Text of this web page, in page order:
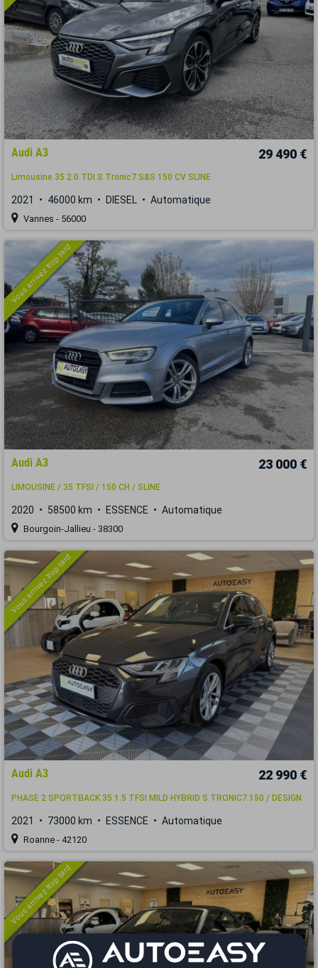
Audi A3 29 490 €
Limousine 35 2.0 TDI S Tronic7 S&S 150 CV SLINE
2021 46000 km DIESEL Automatique
Vannes - 56000
Vous arrivez trop tard
Audi A3 23 000 €
LIMOUSINE / 35 TFSI / 150 CH / SLINE
2020 58500 km ESSENCE Automatique
Bourgoin-Jallieu - 38300
Vous arrivez trop tard
Audi A3 22 990 €
PHASE 2 SPORTBACK 35 1.5 TFSI MILD HYBRID S TRONIC7 150 / DESIGN
2021 73000 km ESSENCE Automatique
Roanne - 42120
Vous arrivez trop tard